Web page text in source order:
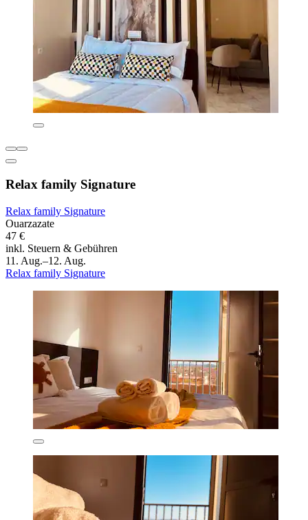
Relax family Signature
Relax family Signature
Ouarzazate
47 €
inkl. Steuern & Gebühren
11. Aug.–12. Aug.
Relax family Signature